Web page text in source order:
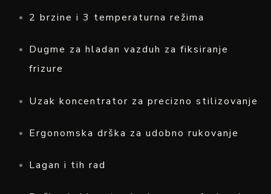
2 brzine i 3 temperaturna režima
Dugme za hladan vazduh za fiksiranje
frizure
Uzak koncentrator za precizno stilizovanje
Ergonomska drška za udobno rukovanje
Lagan i tih rad